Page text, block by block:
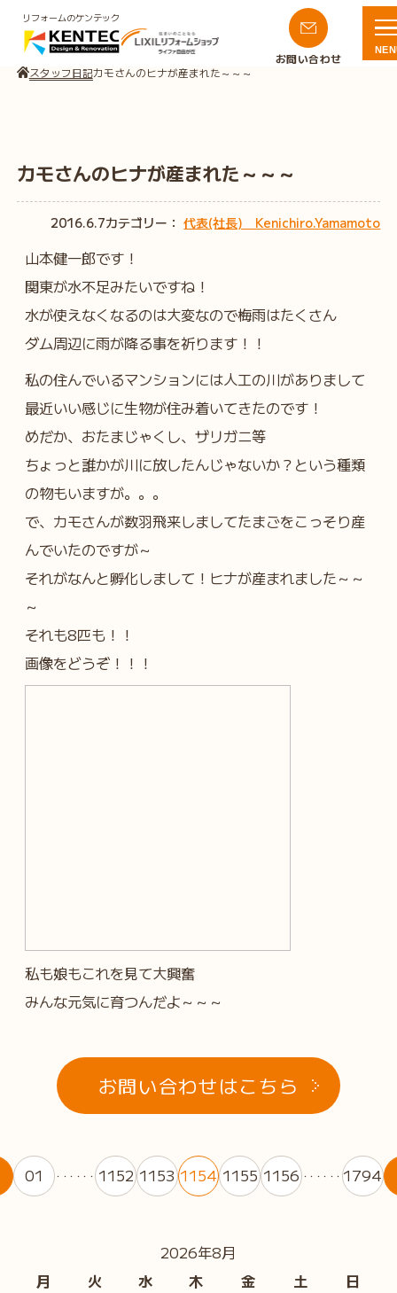
リフォームのケンテック
お問い合わせ
スタッフ日記カモさんのヒナが産まれた～～～
カモさんのヒナが産まれた～～～
2016.6.7カテゴリー： 代表(社長) Kenichiro.Yamamoto
山本健一郎です！
関東が水不足みたいですね！
水が使えなくなるのは大変なので梅雨はたくさん
ダム周辺に雨が降る事を祈ります！！
私の住んでいるマンションには人工の川がありまして
最近いい感じに生物が住み着いてきたのです！
めだか、おたまじゃくし、ザリガニ等
ちょっと誰かが川に放したんじゃないか？という種類
の物もいますが。。。
で、カモさんが数羽飛来しましてたまごをこっそり産
んでいたのですが～
それがなんと孵化しまして！ヒナが産まれました～～
～
それも8匹も！！
画像をどうぞ！！！
私も娘もこれを見て大興奮
みんな元気に育つんだよ～～～
お問い合わせはこちら
01 ・・・・・・ 1152 1153 1154 1155 1156 ・・・・・・ 1794
2026年8月
月
火 水 木 金 土 日